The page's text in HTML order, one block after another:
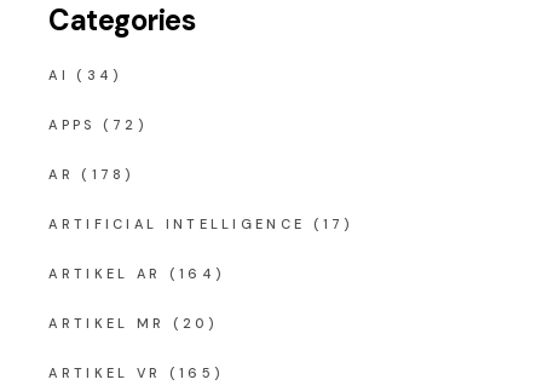
Categories
AI (34)
APPS (72)
AR (178)
ARTIFICIAL INTELLIGENCE (17)
ARTIKEL AR (164)
ARTIKEL MR (20)
ARTIKEL VR (165)